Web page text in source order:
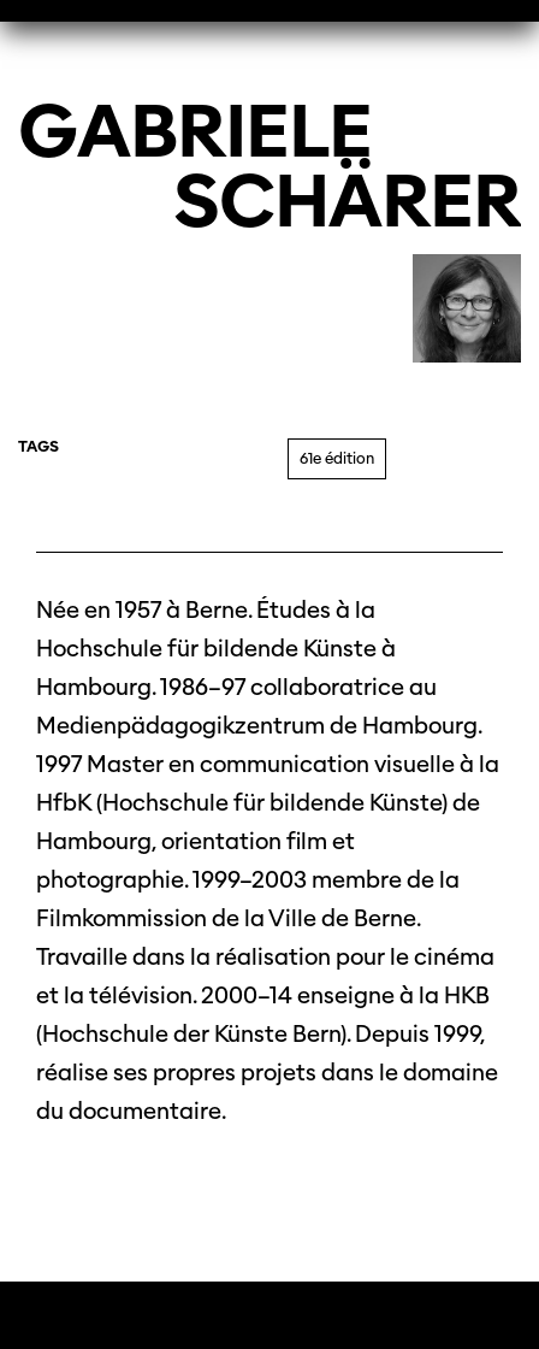
GABRIELE
SCHÄRER
TAGS
61e édition
Née en 1957 à Berne. Études à la
Hochschule für bildende Künste à
Hambourg. 1986–97 collaboratrice au
Medienpädagogikzentrum de Hambourg.
1997 Master en communication visuelle à la
HfbK (Hochschule für bildende Künste) de
Hambourg, orientation film et
photographie. 1999–2003 membre de la
Filmkommission de la Ville de Berne.
Travaille dans la réalisation pour le cinéma
et la télévision. 2000–14 enseigne à la HKB
(Hochschule der Künste Bern). Depuis 1999,
réalise ses propres projets dans le domaine
du documentaire.